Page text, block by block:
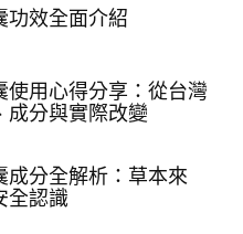
功效全面介紹
使用心得分享：從台灣
成分與實際改變
成分全解析：草本來
全認識